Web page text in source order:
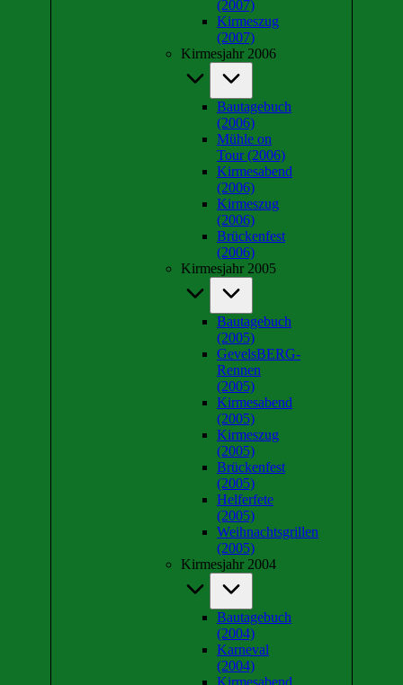
(2007)
Kirmeszug
(2007)
Kirmesjahr 2006
Bautagebuch
(2006)
Mühle on
Tour (2006)
Kirmesabend
(2006)
Kirmeszug
(2006)
Brückenfest
(2006)
Kirmesjahr 2005
Bautagebuch
(2005)
GevelsBERG-
Rennen
(2005)
Kirmesabend
(2005)
Kirmeszug
(2005)
Brückenfest
(2005)
Helferfete
(2005)
Weihnachtsgrillen
(2005)
Kirmesjahr 2004
Bautagebuch
(2004)
Karneval
(2004)
Kirmesabend